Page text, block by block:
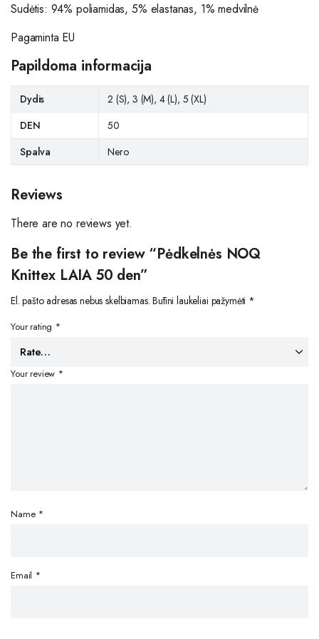
Sudėtis: 94% poliamidas, 5% elastanas, 1% medvilnė
Pagaminta EU
Papildoma informacija
Dydis
2 (S), 3 (M), 4 (L), 5 (XL)
DEN
50
Spalva
Nero
Reviews
There are no reviews yet.
Be the first to review “Pėdkelnės NOQ
Knittex LAIA 50 den”
El. pašto adresas nebus skelbiamas. Būtini laukeliai pažymėti *
Your rating *
Your review *
Name *
Email *